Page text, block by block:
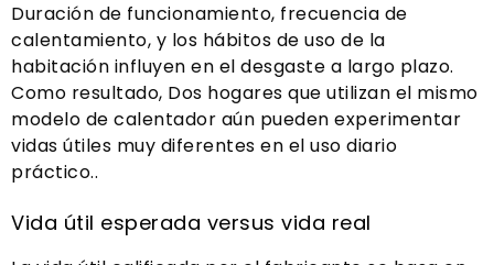
Duración de funcionamiento, frecuencia de
calentamiento, y los hábitos de uso de la
habitación influyen en el desgaste a largo plazo.
Como resultado, Dos hogares que utilizan el mismo
modelo de calentador aún pueden experimentar
vidas útiles muy diferentes en el uso diario
práctico..
Vida útil esperada versus vida real